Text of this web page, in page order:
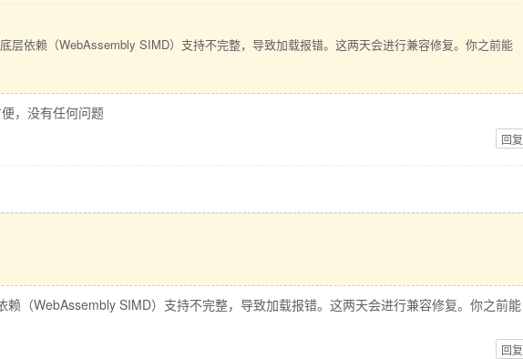
层依赖（WebAssembly SIMD）支持不完整，导致加载报错。这两天会进行兼容修复。你之前能
，没有任何问题
回复
（WebAssembly SIMD）支持不完整，导致加载报错。这两天会进行兼容修复。你之前能
回复